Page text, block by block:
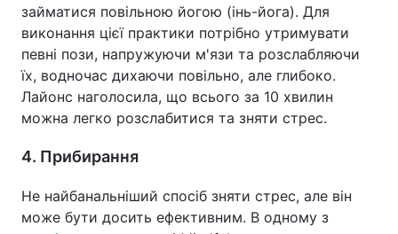
займатися повільною йогою (інь-йога). Для
виконання цієї практики потрібно утримувати
певні пози, напружуючи м'язи та розслабляючи
їх, водночас дихаючи повільно, але глибоко.
Лайонс наголосила, що всього за 10 хвилин
можна легко розслабитися та зняти стрес.
4. Прибирання
Не найбанальніший спосіб зняти стрес, але він
може бути досить ефективним. В одному з